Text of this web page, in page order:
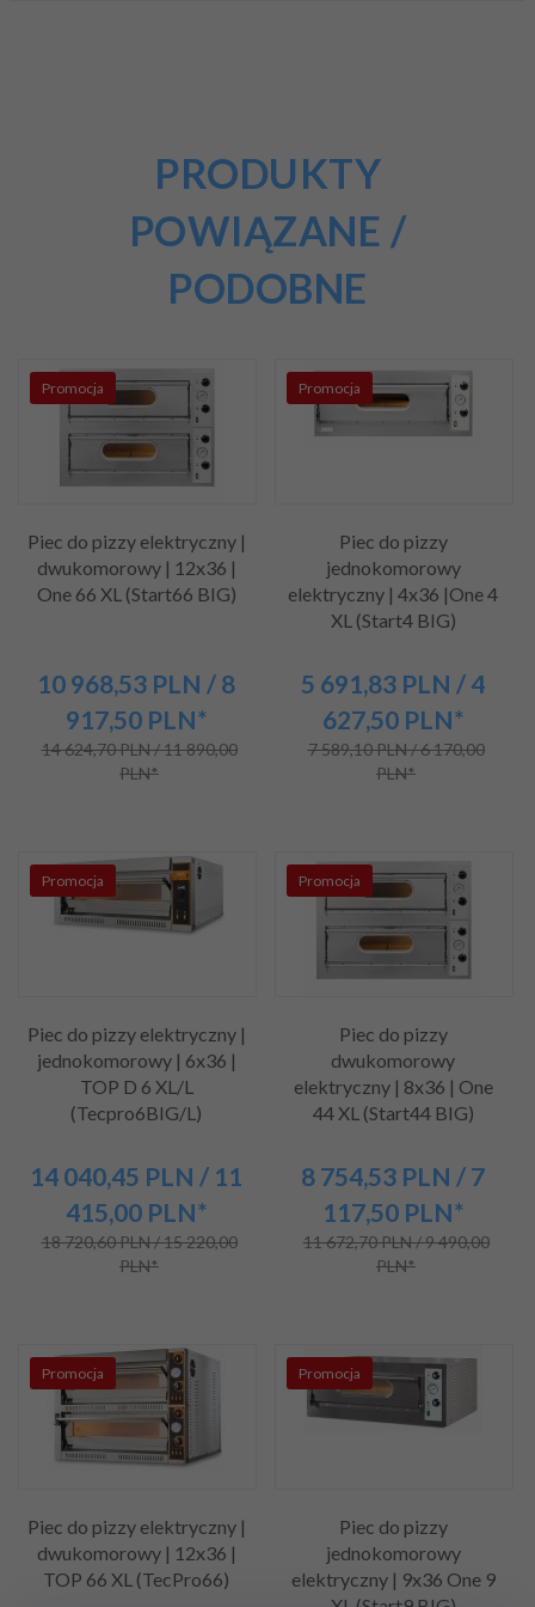
PRODUKTY
POWIĄZANE /
PODOBNE
Promocja
Piec do pizzy elektryczny |
dwukomorowy | 12x36 |
One 66 XL (Start66 BIG)
10 968,53 PLN / 8
917,50 PLN*
14 624,70 PLN / 11 890,00
PLN*
Promocja
Piec do pizzy
jednokomorowy
elektryczny | 4x36 |One 4
XL (Start4 BIG)
5 691,83 PLN / 4
627,50 PLN*
7 589,10 PLN / 6 170,00
PLN*
Promocja
Piec do pizzy elektryczny |
jednokomorowy | 6x36 |
TOP D 6 XL/L
(Tecpro6BIG/L)
14 040,45 PLN / 11
415,00 PLN*
18 720,60 PLN / 15 220,00
PLN*
Promocja
Piec do pizzy
dwukomorowy
elektryczny | 8x36 | One
44 XL (Start44 BIG)
8 754,53 PLN / 7
117,50 PLN*
11 672,70 PLN / 9 490,00
PLN*
Promocja
Piec do pizzy elektryczny |
dwukomorowy | 12x36 |
TOP 66 XL (TecPro66)
Promocja
Piec do pizzy
jednokomorowy
elektryczny | 9x36 One 9